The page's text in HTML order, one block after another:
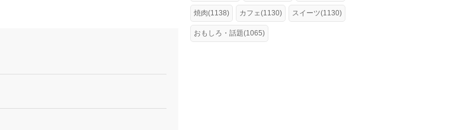
焼肉(1138) カフェ(1130) スイーツ(1130)
おもしろ・話題(1065)